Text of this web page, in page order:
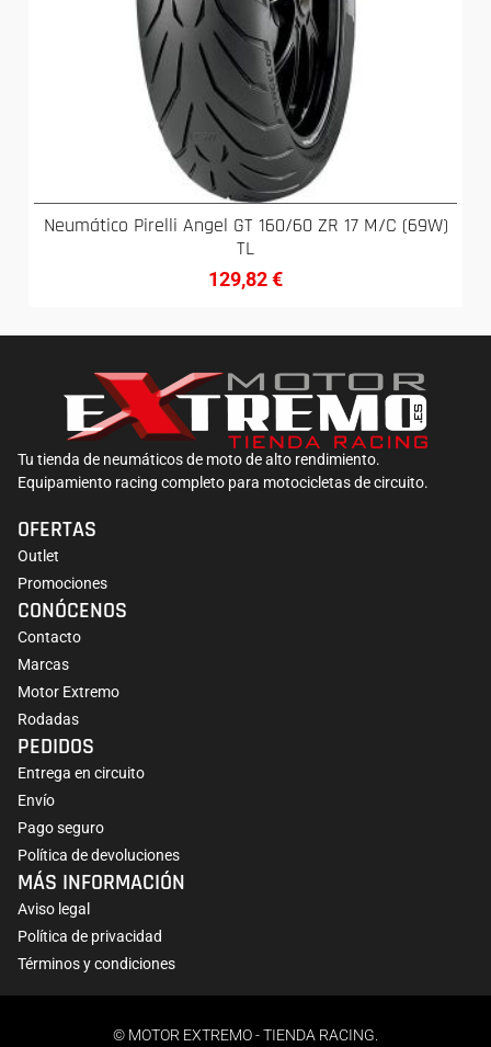
Neumático Pirelli Angel GT 160/60 ZR 17 M/C (69W)
TL
129,82€
Tu tienda de neumáticos de moto de alto rendimiento.
Equipamiento racing completo para motocicletas de circuito.
OFERTAS
Outlet
Promociones
CONÓCENOS
Contacto
Marcas
Motor Extremo
Rodadas
PEDIDOS
Entrega en circuito
Envío
Pago seguro
Política de devoluciones
MÁS INFORMACIÓN
Aviso legal
Política de privacidad
Términos y condiciones
© MOTOR EXTREMO - TIENDA RACING.